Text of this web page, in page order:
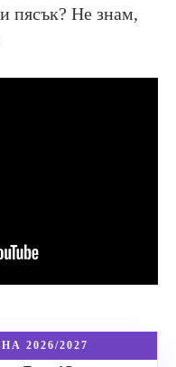
пясък? Не знам,
2026/2027